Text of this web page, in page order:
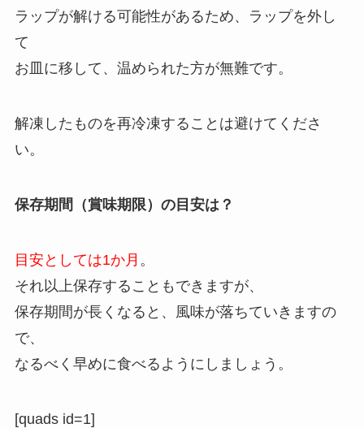
ラップが解ける可能性があるため、ラップを外し
て
お皿に移して、温められた方が無難です。
解凍したものを再冷凍することは避けてくださ
い。
保存期間（賞味期限）の目安は？
目安としては1か月 。
それ以上保存することもできますが、
保存期間が長くなると、風味が落ちていきますの
で、
なるべく早めに食べるようにしましょう。
[quads id=1]